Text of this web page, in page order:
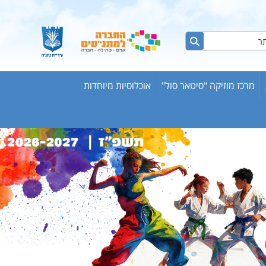
ברשת
מרכז מוזיקה "סיטאר סול" אוכלוסיות מיוחדות